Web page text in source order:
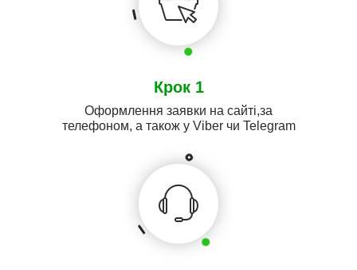
Крок 1
Оформлення заявки на сайті,за
телефоном, а також у Viber чи Telegram